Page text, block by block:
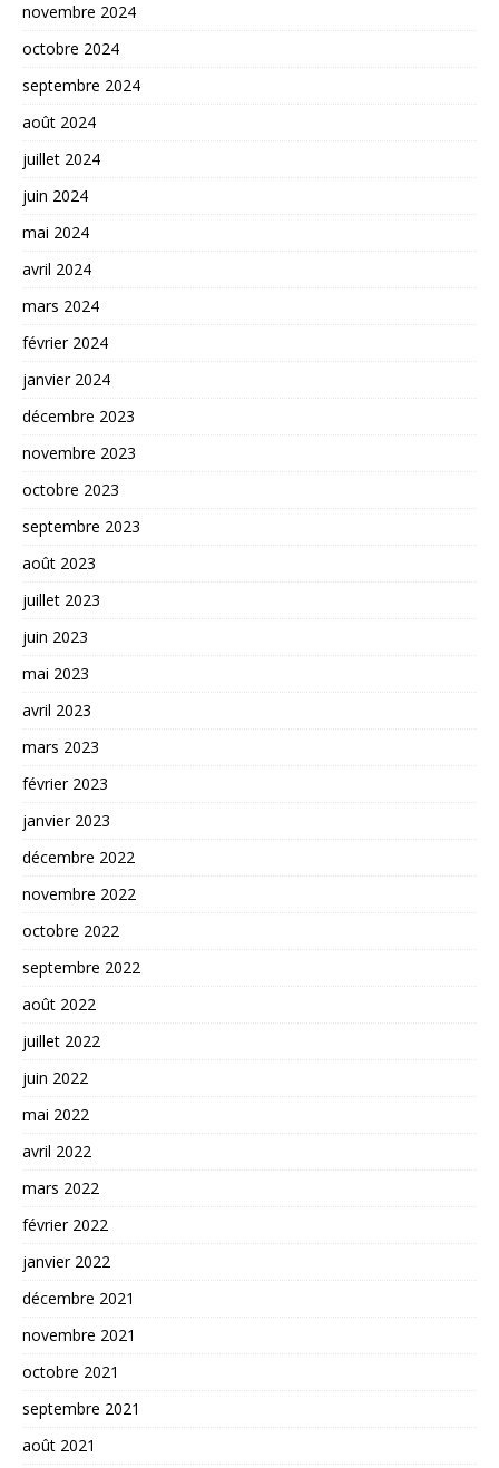
novembre 2024
octobre 2024
septembre 2024
août 2024
juillet 2024
juin 2024
mai 2024
avril 2024
mars 2024
février 2024
janvier 2024
décembre 2023
novembre 2023
octobre 2023
septembre 2023
août 2023
juillet 2023
juin 2023
mai 2023
avril 2023
mars 2023
février 2023
janvier 2023
décembre 2022
novembre 2022
octobre 2022
septembre 2022
août 2022
juillet 2022
juin 2022
mai 2022
avril 2022
mars 2022
février 2022
janvier 2022
décembre 2021
novembre 2021
octobre 2021
septembre 2021
août 2021